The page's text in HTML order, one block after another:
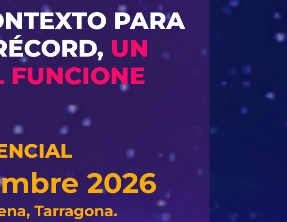
PARA
UN
FUNCIONE
2026
Tarragona.